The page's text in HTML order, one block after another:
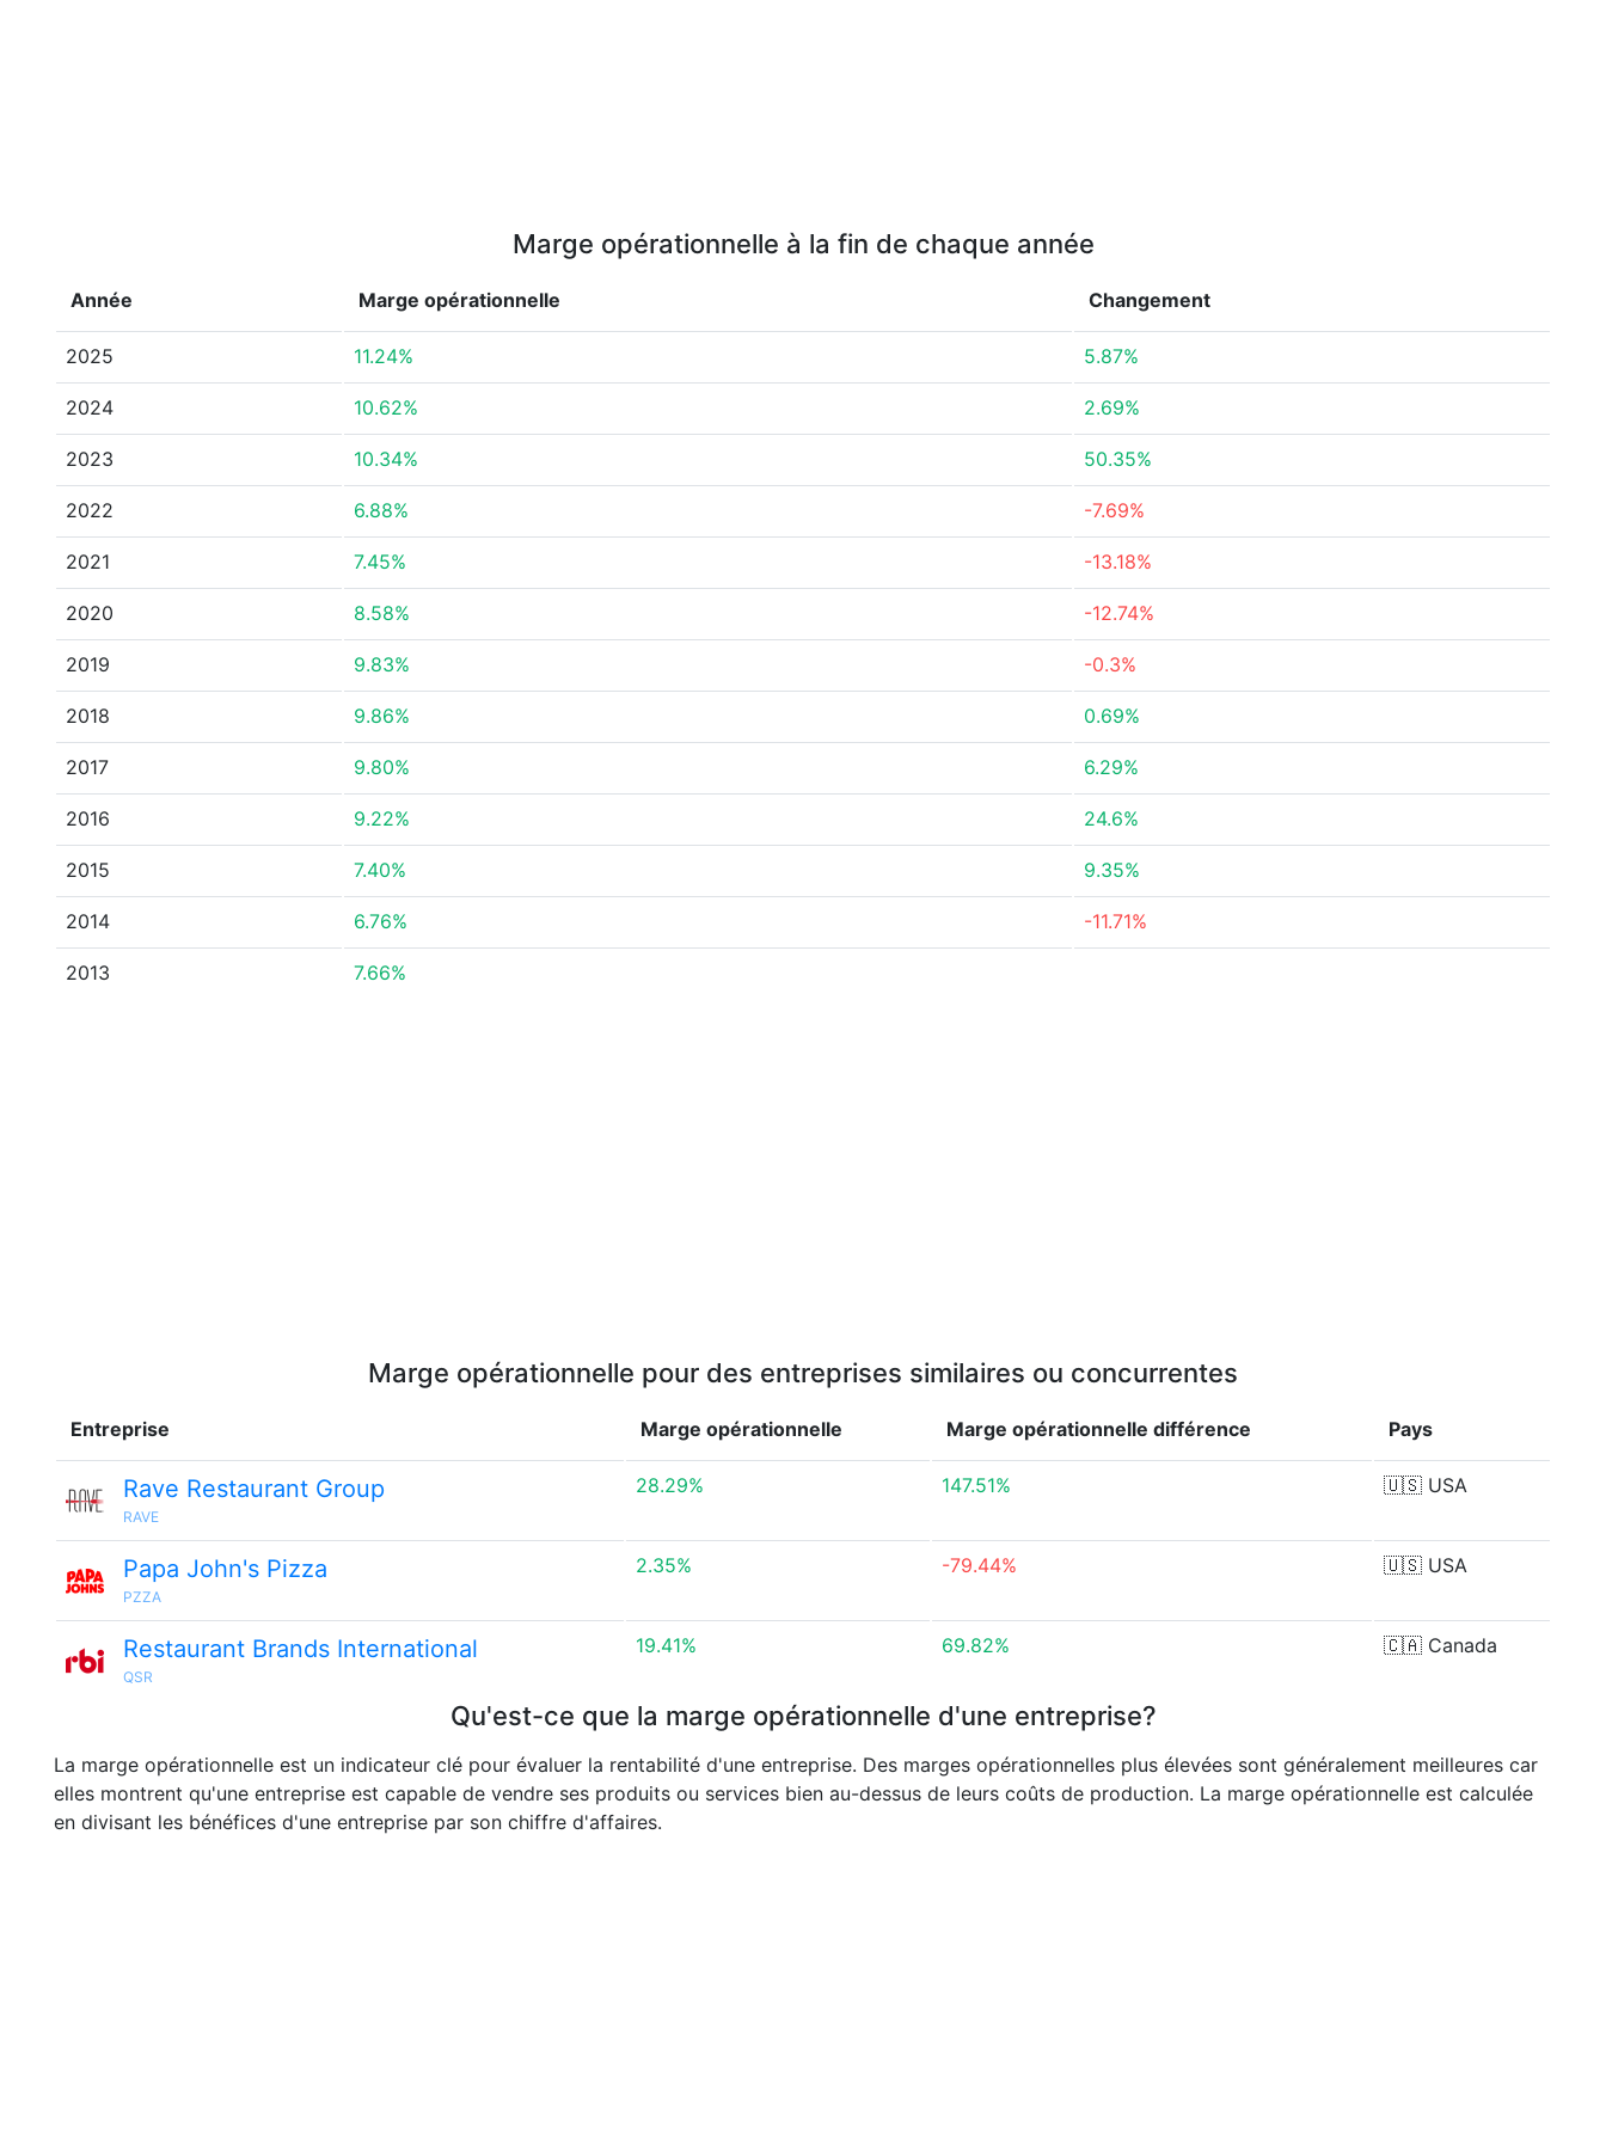
Marge opérationnelle à la fin de chaque année
Année Marge opérationnelle Changement
2025 11.24% 5.87%
2024 10.62% 2.69%
2023 10.34% 50.35%
2022 6.88% -7.69%
2021 7.45% -13.18%
2020 8.58% -12.74%
2019 9.83% -0.3%
2018 9.86% 0.69%
2017 9.80% 6.29%
2016 9.22% 24.6%
2015 7.40% 9.35%
2014 6.76% -11.71%
2013 7.66%
Marge opérationnelle pour des entreprises similaires ou concurrentes
Entreprise Marge opérationnelle Marge opérationnelle différence Pays
Rave Restaurant Group
RAVE
28.29% 147.51% 🇺🇸 USA
Papa John's Pizza
PZZA
2.35% -79.44% 🇺🇸 USA
Restaurant Brands International
QSR
19.41% 69.82% 🇨🇦 Canada
Qu'est-ce que la marge opérationnelle d'une entreprise?
La marge opérationnelle est un indicateur clé pour évaluer la rentabilité d'une entreprise. Des marges opérationnelles plus élevées sont généralement meilleures car
elles montrent qu'une entreprise est capable de vendre ses produits ou services bien au-dessus de leurs coûts de production. La marge opérationnelle est calculée
en divisant les bénéfices d'une entreprise par son chiffre d'affaires.